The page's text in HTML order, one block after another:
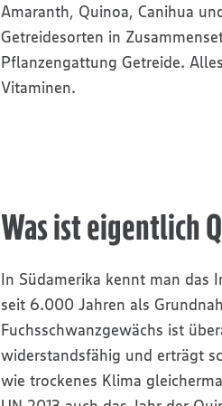
Amaranth, Quinoa, Canihua
Getreidesorten in
Pflanzengattung Getreide.
Vitaminen.
Was ist eigentlich
In Südamerika kennt man das
seit 6.000 Jahren als
Fuchsschwanzgewächs ist
widerstandsfähig und erträgt
wie trockenes Klima